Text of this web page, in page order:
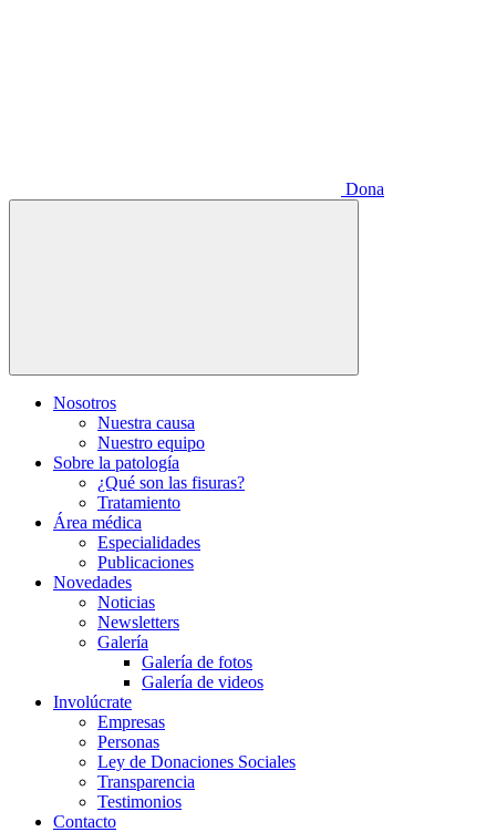
Dona
Nosotros
Nuestra causa
Nuestro equipo
Sobre la patología
¿Qué son las fisuras?
Tratamiento
Área médica
Especialidades
Publicaciones
Novedades
Noticias
Newsletters
Galería
Galería de fotos
Galería de videos
Involúcrate
Empresas
Personas
Ley de Donaciones Sociales
Transparencia
Testimonios
Contacto